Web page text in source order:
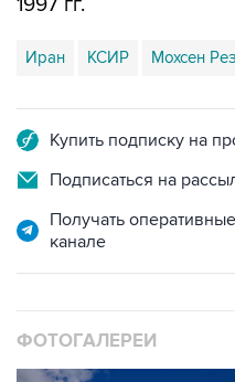
Иран
Подписаться на
Получать